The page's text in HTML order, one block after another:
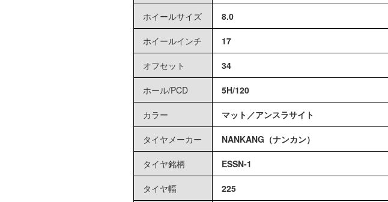
ホイールサイズ 8.0
ホイールインチ 17
オフセット 34
ホール/PCD 5H/120
カラー マット／アンスラサイト
タイヤメーカー NANKANG（ナンカン）
タイヤ銘柄 ESSN-1
タイヤ幅 225